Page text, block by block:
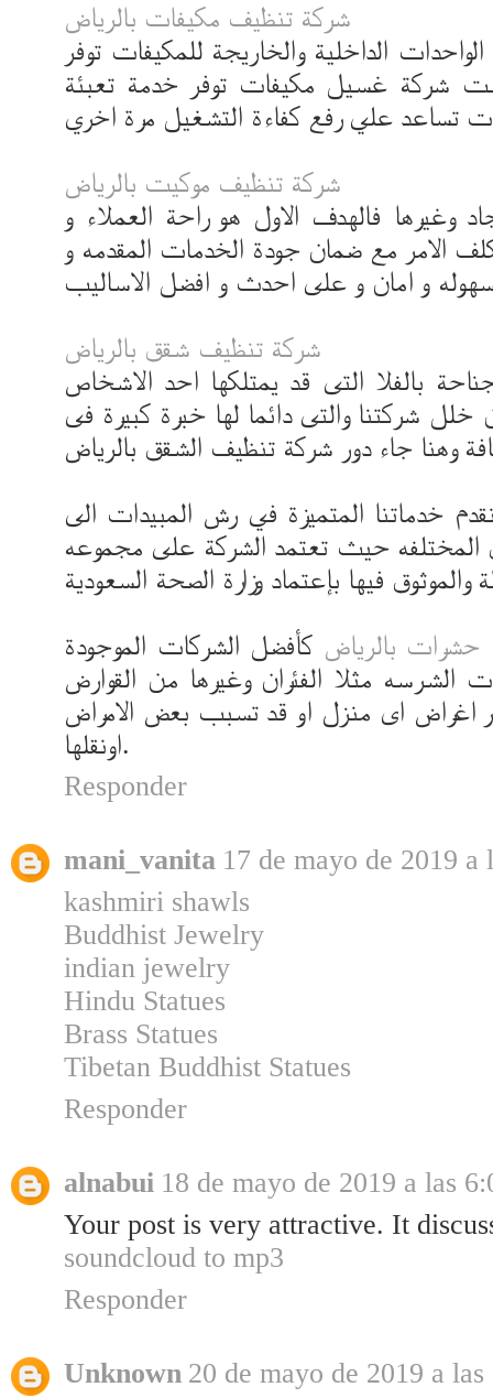
شركة تنظيف مكيفات بالرياض
الداخلية والخاريجة للمكيفات توفر
شركة غسيل مكيفات توفر خدمة تعبئة
تساعد علي رفع كفاءة التشغيل مرة اخري
شركة تنظيف موكيت بالرياض
وغيرها فالهدف الاول هو راحة العملاء و
الامر مع ضمان جودة الخدمات المقدمه و
شركة تنظيف شقق بالرياض
بالفلا التى قد يمتلكها احد الاشخاص
شركتنا والتى دائما لها خبرة كبيرة فى
خدماتنا المتميزة في رش المبيدات الى
المختلفه حيث تعتمد الشركة على مجموعه
بالرياض كأفضل الشركات الموجودة
مثلا الفئران وغيرها من القوارض
اى منزل او قد تسبب بعض الامراض
اونقلها.
Responder
mani_vanita 17 de mayo de 2019 a
kashmiri shawls
Buddhist Jewelry
indian jewelry
Hindu Statues
Brass Statues
Tibetan Buddhist Statues
Responder
alnabui 18 de mayo de 2019 a las
Your post is very attractive. It
soundcloud to mp3
Responder
Unknown 20 de mayo de 2019 a las